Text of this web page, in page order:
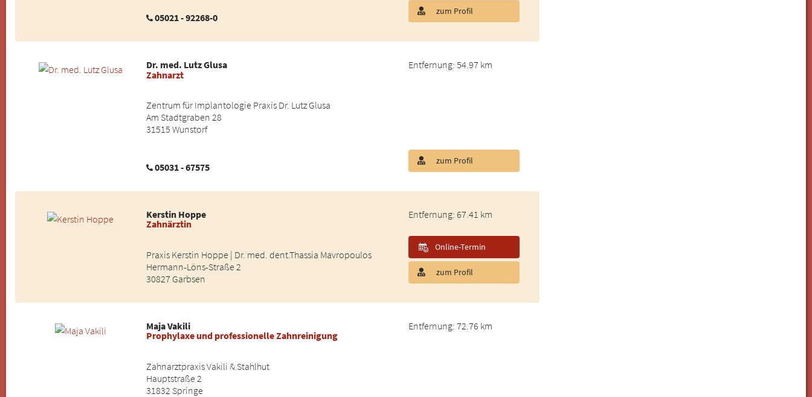
05021 - 92268-0
zum Profil
Dr. med. Lutz Glusa
Zahnarzt
Zentrum für Implantologie Praxis Dr. Lutz Glusa
Am Stadtgraben 28
31515 Wunstorf
05031 - 67575
Entfernung: 54.97 km
zum Profil
Kerstin Hoppe
Zahnärztin
Praxis Kerstin Hoppe | Dr. med. dent.Thassia Mavropoulos
Hermann-Löns-Straße 2
30827 Garbsen
Entfernung: 67.41 km
zum Profil
Online-Termin
Maja Vakili
Prophylaxe und professionelle Zahnreinigung
Zahnarztpraxis Vakili & Stahlhut
Hauptstraße 2
31832 Springe
Entfernung: 72.76 km